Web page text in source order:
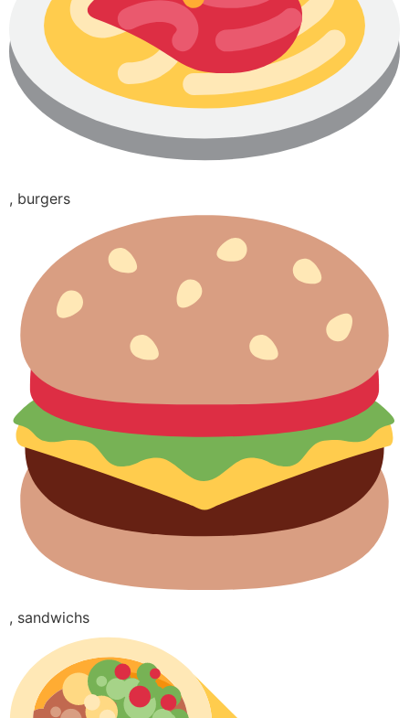
, burgers
, sandwichs